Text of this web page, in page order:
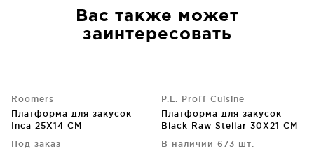
Вас также может
заинтересовать
Roomers
Платформа для закусок
Inca 25X14 CM
Под заказ
P.L. Proff Cuisine
Платформа для закусок
Black Raw Stellar 30X21 CM
В наличии 673 шт.